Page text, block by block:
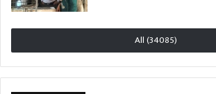
All (34085)